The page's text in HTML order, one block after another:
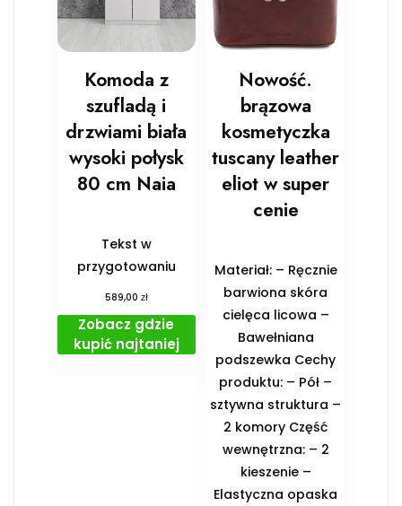
Komoda z
szufladą i
drzwiami biała
wysoki połysk
80 cm Naia
Tekst w
przygotowaniu
589,00 zł
Zobacz gdzie
kupić najtaniej
Nowość.
brązowa
kosmetyczka
tuscany leather
eliot w super
cenie
Materiał: – Ręcznie
barwiona skóra
cielęca licowa –
Bawełniana
podszewka Cechy
produktu: – Pół –
sztywna struktura –
2 komory Część
wewnętrzna: – 2
kieszenie –
Elastyczna opaska